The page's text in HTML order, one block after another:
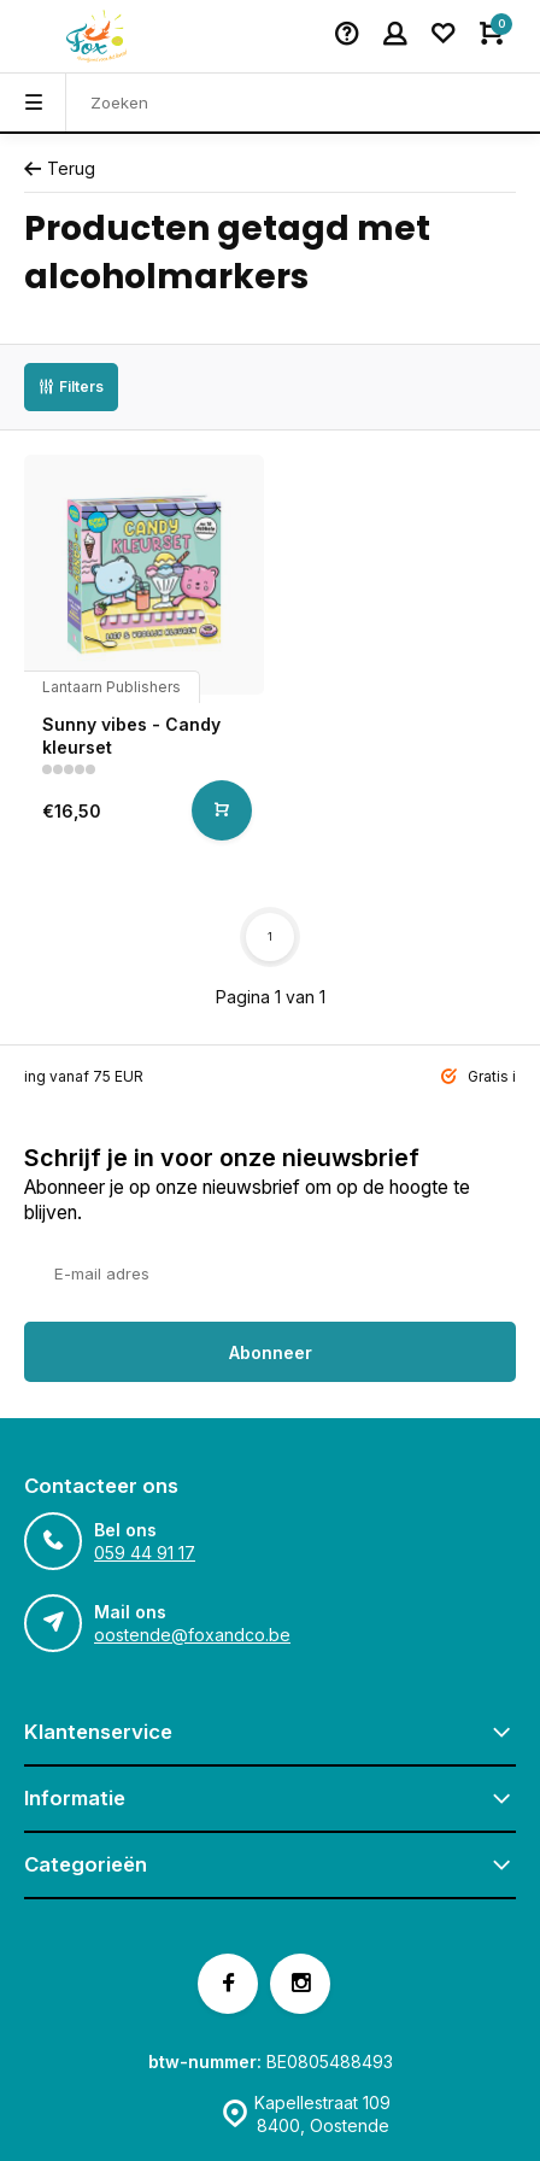
0
Terug
Producten getagd met
alcoholmarkers
Filters
Lantaarn Publishers
Sunny vibes - Candy
kleurset
€16,50
Pagina 1 van 1
1
vanaf 75 EUR Gratis
Schrijf je in voor onze nieuwsbrief
Abonneer je op onze nieuwsbrief om op de hoogte te
blijven.
Abonneer
Contacteer ons
Bel ons
059 44 91 17
Mail ons
oostende@foxandco.be
Klantenservice
Informatie
Categorieën
Kapellestraat 109
8400, Oostende
btw-nummer: BE0805488493